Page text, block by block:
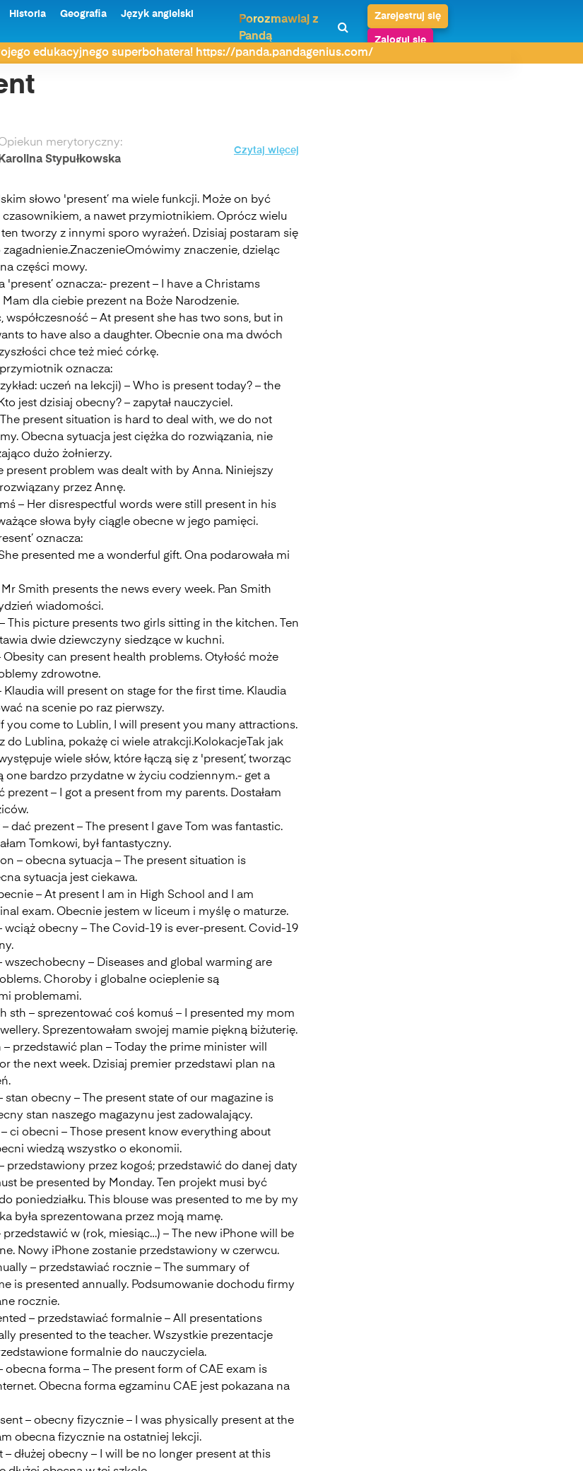
Historia Geografia Język angielski
Porozmawiaj z
Pandą
Zarejestruj się
Zaloguj się
edukacyjnego superbohatera! https://panda.pandagenius.com/
merytoryczny:
Karolina Stypułkowska
Czytaj więcej
słowo 'present’ ma wiele funkcji. Może on być
a nawet przymiotnikiem. Oprócz wielu
tworzy z innymi sporo wyrażeń. Dzisiaj postaram się
zagadnienie.ZnaczenieOmówimy znaczenie, dzieląc
części mowy.
'present’ oznacza:- prezent – I have a Christams
dla ciebie prezent na Boże Narodzenie.
współczesność – At present she has two sons, but in
to have also a daughter. Obecnie ona ma dwóch
chce też mieć córkę.
oznacza:
uczeń na lekcji) – Who is present today? – the
jest dzisiaj obecny? – zapytał nauczyciel.
present situation is hard to deal with, we do not
Obecna sytuacja jest ciężka do rozwiązania, nie
dużo żołnierzy.
present problem was dealt with by Anna. Niniejszy
przez Annę.
– Her disrespectful words were still present in his
słowa były ciągle obecne w jego pamięci.
oznacza:
presented me a wonderful gift. Ona podarowała mi
Smith presents the news every week. Pan Smith
wiadomości.
This picture presents two girls sitting in the kitchen. Ten
dwie dziewczyny siedzące w kuchni.
can present health problems. Otyłość może
zdrowotne.
Klaudia will present on stage for the first time. Klaudia
na scenie po raz pierwszy.
you come to Lublin, I will present you many attractions.
do Lublina, pokażę ci wiele atrakcji.KolokacjeTak jak
wiele słów, które łączą się z 'present’, tworząc
one bardzo przydatne w życiu codziennym.- get a
prezent – I got a present from my parents. Dostałam
dać prezent – The present I gave Tom was fantastic.
Tomkowi, był fantastyczny.
– obecna sytuacja – The present situation is
sytuacja jest ciekawa.
– At present I am in High School and I am
exam. Obecnie jestem w liceum i myślę o maturze.
wciąż obecny – The Covid-19 is ever-present. Covid-19
wszechobecny – Diseases and global warming are
Choroby i globalne ocieplenie są
problemami.
sth – sprezentować coś komuś – I presented my mom
Sprezentowałam swojej mamie piękną biżuterię.
– przedstawić plan – Today the prime minister will
the next week. Dzisiaj premier przedstawi plan na
stan obecny – The present state of our magazine is
stan naszego magazynu jest zadowalający.
ci obecni – Those present know everything about
wiedzą wszystko o ekonomii.
przedstawiony przez kogoś; przedstawić do danej daty
be presented by Monday. Ten projekt musi być
poniedziałku. This blouse was presented to me by my
była sprezentowana przez moją mamę.
przedstawić w (rok, miesiąc…) – The new iPhone will be
Nowy iPhone zostanie przedstawiony w czerwcu.
– przedstawiać rocznie – The summary of
is presented annually. Podsumowanie dochodu firmy
rocznie.
– przedstawiać formalnie – All presentations
presented to the teacher. Wszystkie prezentacje
formalnie do nauczyciela.
obecna forma – The present form of CAE exam is
Obecna forma egzaminu CAE jest pokazana na
– obecny fizycznie – I was physically present at the
obecna fizycznie na ostatniej lekcji.
– dłużej obecny – I will be no longer present at this